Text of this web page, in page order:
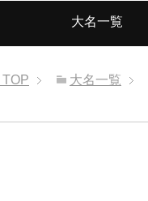
大名一覧
TOP 大名一覧